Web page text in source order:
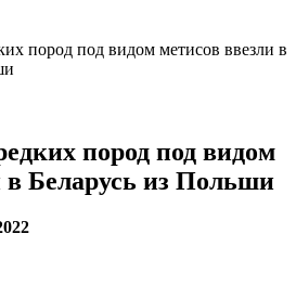
пород под видом метисов ввезли в
пород под видом
в Беларусь из Польши